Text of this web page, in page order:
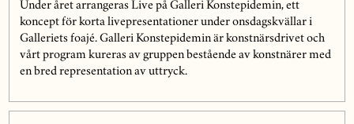
Under året arrangeras Live på Galleri Konstepidemin, ett
koncept för korta livepresentationer under onsdagskvällar i
Galleriets foajé. Galleri Konstepidemin är konstnärsdrivet och
vårt program kureras av gruppen bestående av konstnärer med
en bred representation av uttryck.